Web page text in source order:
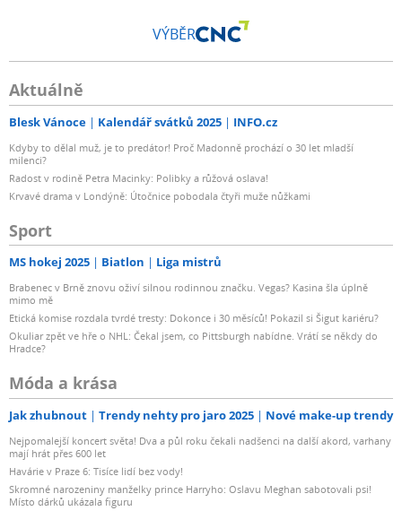
VÝBĚR
Aktuálně
Blesk Vánoce Kalendář svátků 2025 INFO.cz
Kdyby to dělal muž, je to predátor! Proč Madonně prochází o 30 let mladší
milenci?
Radost v rodině Petra Macinky: Polibky a růžová oslava!
Krvavé drama v Londýně: Útočnice pobodala čtyři muže nůžkami
Sport
MS hokej 2025 Biatlon Liga mistrů
Brabenec v Brně znovu oživí silnou rodinnou značku. Vegas? Kasina šla úplně
mimo mě
Etická komise rozdala tvrdé tresty: Dokonce i 30 měsíců! Pokazil si Šigut kariéru?
Okuliar zpět ve hře o NHL: Čekal jsem, co Pittsburgh nabídne. Vrátí se někdy do
Hradce?
Móda a krása
Jak zhubnout Trendy nehty pro jaro 2025 Nové make-up trendy
Nejpomalejší koncert světa! Dva a půl roku čekali nadšenci na další akord, varhany
mají hrát přes 600 let
Havárie v Praze 6: Tisíce lidí bez vody!
Skromné narozeniny manželky prince Harryho: Oslavu Meghan sabotovali psi!
Místo dárků ukázala figuru